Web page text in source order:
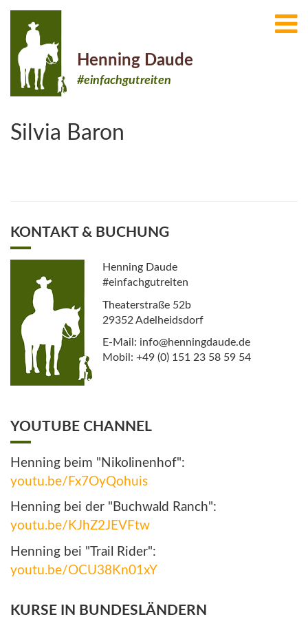
Henning Daude
#einfachgutreiten
Silvia Baron
KONTAKT & BUCHUNG
Henning Daude
#einfachgutreiten
Theaterstraße 52b
29352 Adelheidsdorf
E-Mail: info@henningdaude.de
Mobil: +49 (0) 151 23 58 59 54
YOUTUBE CHANNEL
Henning beim "Nikolinenhof":
youtu.be/Fx7OyQohuis
Henning bei der "Buchwald Ranch":
youtu.be/KJhZ2JEVFtw
Henning bei "Trail Rider":
youtu.be/OCU38Kn01xY
KURSE IN BUNDESLÄNDERN